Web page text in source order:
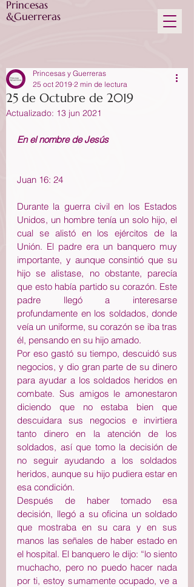
Princesas
&Guerreras
25 de Octubre de 2019
Princesas y Guerreras
25 oct 2019 2 min de lectura
Actualizado: 13 jun 2021
En el nombre de Jesús
Juan 16: 24
Durante la guerra civil en los Estados
Unidos, un hombre tenía un solo hijo, el
cual se alistó en los ejércitos de la
Unión. El padre era un banquero muy
importante, y aunque consintió que su
hijo se alistase, no obstante, parecía
que esto había partido su corazón. Este
padre llegó a interesarse
profundamente en los soldados, donde
veía un uniforme, su corazón se iba tras
él, pensando en su hijo amado.
Por eso gastó su tiempo, descuidó sus
negocios, y dio gran parte de su dinero
para ayudar a los soldados heridos en
combate. Sus amigos le amonestaron
diciendo que no estaba bien que
descuidara sus negocios e invirtiera
tanto dinero en la atención de los
soldados, así que tomo la decisión de
no seguir ayudando a los soldados
heridos, aunque su hijo pudiera estar en
esa condición.
Después de haber tomado esa
decisión, llegó a su oficina un soldado
que mostraba en su cara y en sus
manos las señales de haber estado en
el hospital. El banquero le dijo: “lo siento
muchacho, pero no puedo hacer nada
por ti, estoy sumamente ocupado, ve a